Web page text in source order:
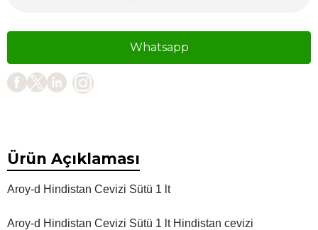
Whatsapp
Ürün Açıklaması
Aroy-d Hindistan Cevizi Sütü 1 lt
Aroy-d Hindistan Cevizi Sütü 1 lt Hindistan cevizi